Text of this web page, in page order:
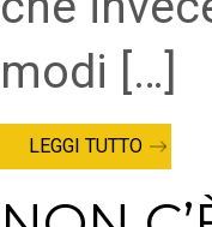
modi […]
LEGGI TUTTO